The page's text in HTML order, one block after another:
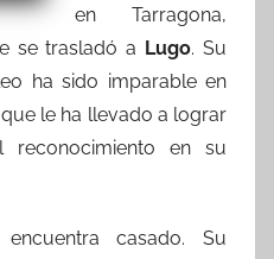
en Tarragona,
se trasladó a Lugo. Su
ha sido imparable en
le ha llevado a lograr
en su
casado. Su